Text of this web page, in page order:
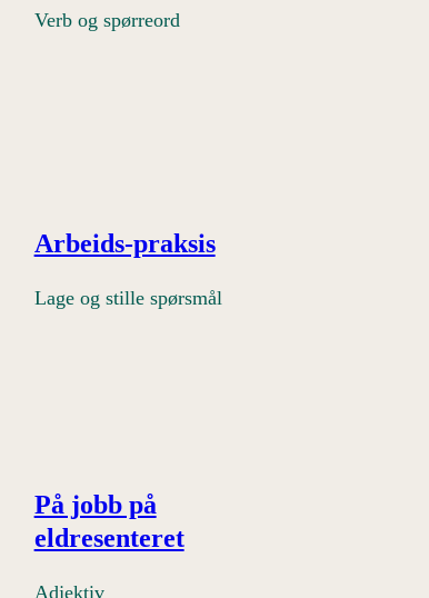
Verb og spørreord
Arbeids-praksis
Lage og stille spørsmål
På jobb på
eldresenteret
Adjektiv